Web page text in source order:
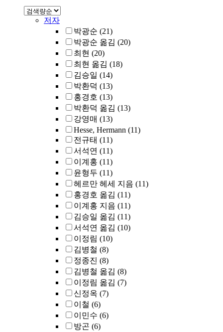
저자
박광순 (21)
박광순 옮김 (20)
최현 (20)
최현 옮김 (18)
김승일 (14)
박환덕 (13)
홍경호 (13)
박환덕 옮김 (13)
강영매 (13)
Hesse, Hermann (11)
전규태 (11)
서석연 (11)
이계홍 (11)
윤형두 (11)
헤르만 헤세 지음 (11)
홍경호 옮김 (11)
이계홍 지음 (11)
김승일 옮김 (11)
서석연 옮김 (10)
이정림 (10)
김병철 (8)
정종진 (8)
김병철 옮김 (8)
이정림 옮김 (7)
신정옥 (7)
이철 (6)
이민수 (6)
방곤 (6)